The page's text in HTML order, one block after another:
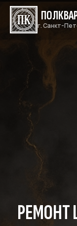
г. Санкт-
РЕМОНТ